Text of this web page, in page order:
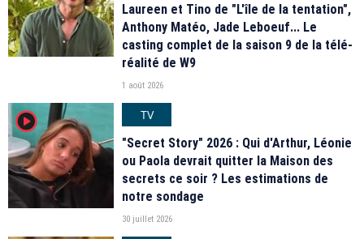
Laureen et Tino de "L'île de la tentation",
Anthony Matéo, Jade Leboeuf... Le
casting complet de la saison 9 de la télé-
réalité de W9
1 août 2026
player2
TV
"Secret Story" 2026 : Qui d'Arthur, Léonie
ou Paola devrait quitter la Maison des
secrets ce soir ? Les estimations de
notre sondage
30 juillet 2026